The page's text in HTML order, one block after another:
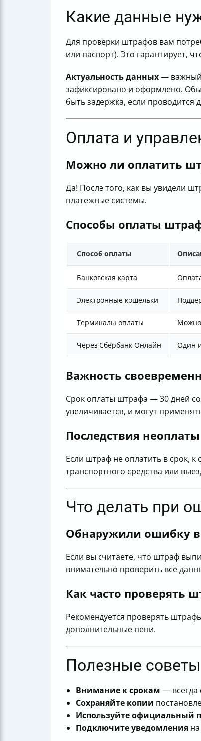
Какие данные
Для проверки штрафов вам
или паспорт). Это гарантирует,
Актуальность данных— важный
зафиксировано и оформлено.
быть задержка, если проводится
Оплата и
Можно ли оплатить
Да! После того, как вы увидели
платежные системы.
Способы оплаты
Способ оплаты
Банковская карта
Электронные кошельки
Терминалы оплаты Можно
Через Сбербанк Онлайн Один
Важность
Срок оплаты штрафа — 30 дней
увеличивается, и могут
Последствия
Если штраф не оплатить в срок,
транспортного средства или
Что делать при
Обнаружили ошибку
Если вы считаете, что штраф
внимательно проверить все
Как часто проверять
Рекомендуется проверять
дополнительные пени.
Полезные
Внимание к срокам — всегда
Сохраняйте копии
Используйте официальный
Подключите уведомления